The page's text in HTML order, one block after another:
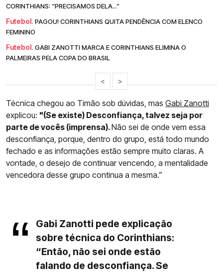
CORINTHIANS: “PRECISAMOS DELA...”
Futebol. PAGOU! CORINTHIANS QUITA PENDÊNCIA COM ELENCO
FEMININO
Futebol. GABI ZANOTTI MARCA E CORINTHIANS ELIMINA O
PALMEIRAS PELA COPA DO BRASIL
< >
Técnica chegou ao Timão sob dúvidas, mas Gabi Zanotti
explicou: "(Se existe) Desconfiança, talvez seja por
parte de vocês (imprensa).Não sei de onde vem essa
desconfiança, porque, dentro do grupo, está todo mundo
fechado e as informações estão sempre muito claras. A
vontade, o desejo de continuar vencendo, a mentalidade
vencedora desse grupo continua a mesma.”
Gabi Zanotti pede explicação
sobre técnica do Corinthians:
“Então, não sei onde estão
falando de desconfiança. Se